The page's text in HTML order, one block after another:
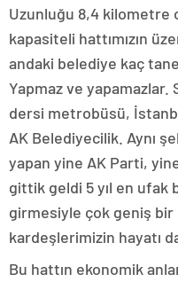
Uzunluğu 8,4 kilometre
kapasiteli hattımızın
andaki belediye kaç
Yapmaz ve
dersi metrobüsü,
AK Belediyecilik. Aynı
yapan yine AK Parti,
gittik geldi 5 yıl en ufak
girmesiyle çok geniş
kardeşlerimizin hayatı
Bu hattın ekonomik